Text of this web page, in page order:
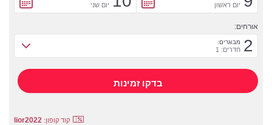
יום ראשון יום שני
אורחים:
2 מבוגרים:
חדרים: 1
קוד קופון: lior2022